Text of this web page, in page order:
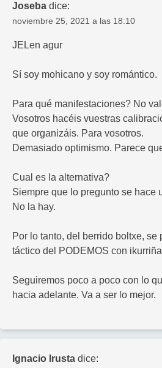
Joseba dice:
noviembre 25, 2021 a las 18:10
JELen agur
Sí soy mohicano y soy romántico.
Para qué manifestaciones? No
Vosotros hacéis vuestras
que organizáis. Para vosotros.
Demasiado optimismo. Parece
Cual es la alternativa?
Siempre que lo pregunto se hace
No la hay.
Por lo tanto, del berrido boltxe, se
táctico del PODEMOS con
Seguiremos poco a poco con lo
hacia adelante. Va a ser lo mejor.
Ignacio Irusta dice: